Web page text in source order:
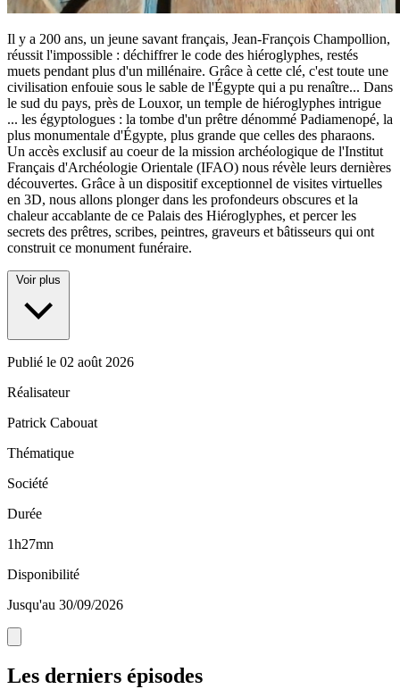
Il y a 200 ans, un jeune savant français, Jean-François Champollion,
réussit l'impossible : déchiffrer le code des hiéroglyphes, restés
muets pendant plus d'un millénaire. Grâce à cette clé, c'est toute une
civilisation enfouie sous le sable de l'Égypte qui a pu renaître... Dans
le sud du pays, près de Louxor, un temple de hiéroglyphes intrigue
... les égyptologues : la tombe d'un prêtre dénommé Padiamenopé, la
plus monumentale d'Égypte, plus grande que celles des pharaons.
Un accès exclusif au coeur de la mission archéologique de l'Institut
Français d'Archéologie Orientale (IFAO) nous révèle leurs dernières
découvertes. Grâce à un dispositif exceptionnel de visites virtuelles
en 3D, nous allons plonger dans les profondeurs obscures et la
chaleur accablante de ce Palais des Hiéroglyphes, et percer les
secrets des prêtres, scribes, peintres, graveurs et bâtisseurs qui ont
construit ce monument funéraire.
Voir plus
Publié le 02 août 2026
Réalisateur
Patrick Cabouat
Thématique
Société
Durée
1h27mn
Disponibilité
Jusqu'au 30/09/2026
Les derniers épisodes